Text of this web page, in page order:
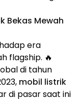
Bekas Mewah
era
flagship. 🔥
di tahun
mobil listrik
di pasar saat ini